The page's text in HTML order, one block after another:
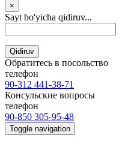
×
Sayt bo'yicha qidiruv...
Qidiruv
Обратитесь в посольство
телефон
90-312 441-38-71
Консульские вопросы
телефон
90-850 305-95-48
Toggle navigation